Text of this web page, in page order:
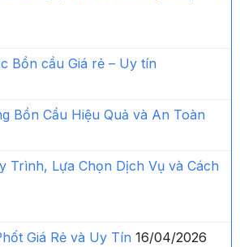
Bồn cầu Giá rẻ – Uy tín
Bồn Cầu Hiệu Quả và An Toàn
Trình, Lựa Chọn Dịch Vụ và Cách
Giá Rẻ và Uy Tín 16/04/2026